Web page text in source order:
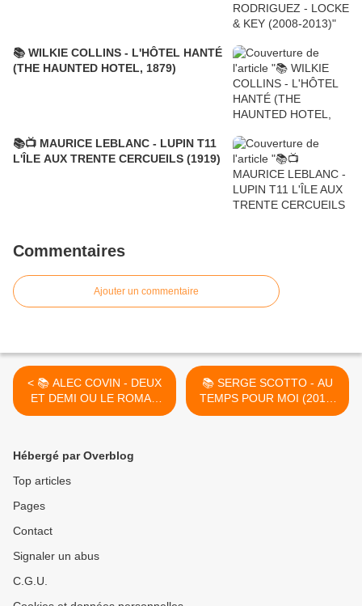
📚 WILKIE COLLINS - L'HÔTEL HANTÉ
(THE HAUNTED HOTEL, 1879)
📚📺 MAURICE LEBLANC - LUPIN T11
L'ÎLE AUX TRENTE CERCUEILS (1919)
Commentaires
Ajouter un commentaire
< 📚 ALEC COVIN - DEUX
ET DEMI OU LE ROMAN
DU DIABLE (2008)
📚 SERGE SCOTTO - AU
TEMPS POUR MOI (2012)
>
Hébergé par Overblog
Top articles
Pages
Contact
Signaler un abus
C.G.U.